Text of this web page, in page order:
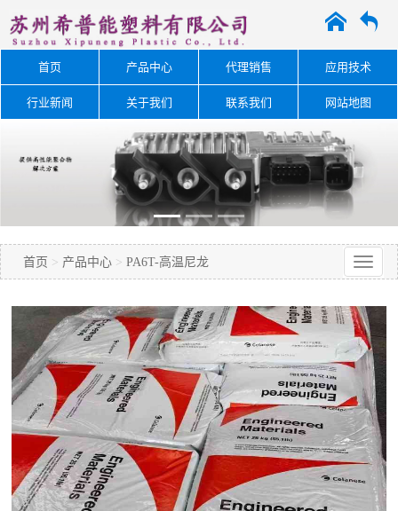
A O
首页 产品中心 代理销售 应用技术
行业新闻 关于我们 联系我们 网站地图
首页 > 产品中心 > PA6T-高温尼龙